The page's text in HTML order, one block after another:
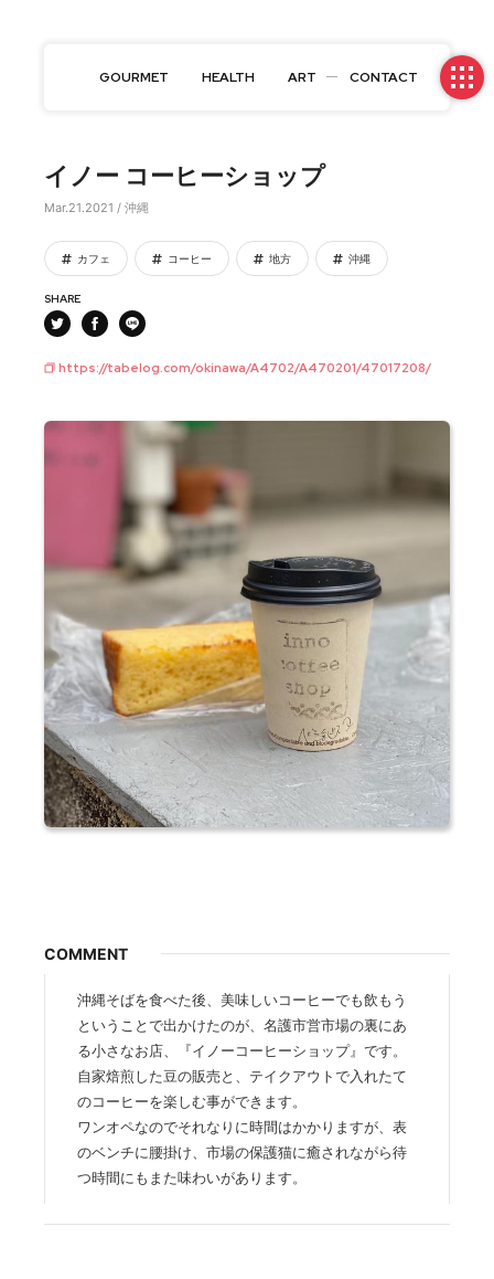
GOURMET HEALTH ART CONTACT
イノー コーヒーショップ
Mar.21.2021 / 沖縄
カフェ コーヒー 地方 沖縄
SHARE
https://tabelog.com/okinawa/A4702/A470201/47017208/
COMMENT
沖縄そばを食べた後、美味しいコーヒーでも飲もう
ということで出かけたのが、名護市営市場の裏にあ
る小さなお店、『イノーコーヒーショップ』です。
自家焙煎した豆の販売と、テイクアウトで入れたて
のコーヒーを楽しむ事ができます。
ワンオペなのでそれなりに時間はかかりますが、表
のベンチに腰掛け、市場の保護猫に癒されながら待
つ時間にもまた味わいがあります。